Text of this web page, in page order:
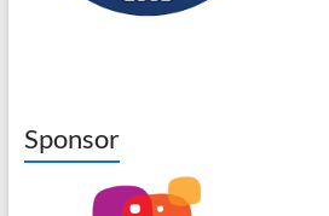
Sponsor